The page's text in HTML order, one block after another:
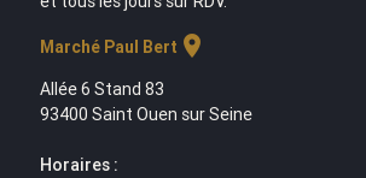
Marché Paul Bert location_on
Allée 6 Stand 83
93400 Saint Ouen sur Seine
Horaires :